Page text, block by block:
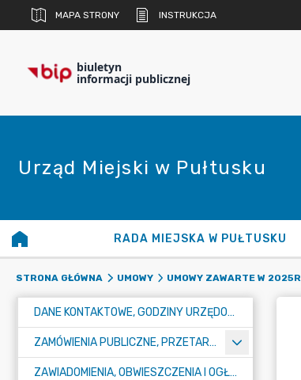
MAPA STRONY INSTRUKCJA
biuletyn
informacji publicznej
Urząd Miejski w Pułtusku
RADA MIEJSKA W PUŁTUSKU
STRONA GŁÓWNA UMOWY UMOWY ZAWARTE W
DANE KONTAKTOWE, GODZINY URZĘDOWANIA I NUMER KONTA BANKOWEGO
ZAMÓWIENIA PUBLICZNE, PRZETARGI, KONKURSY
ZAWIADOMIENIA, OBWIESZCZENIA I OGŁOSZENIA